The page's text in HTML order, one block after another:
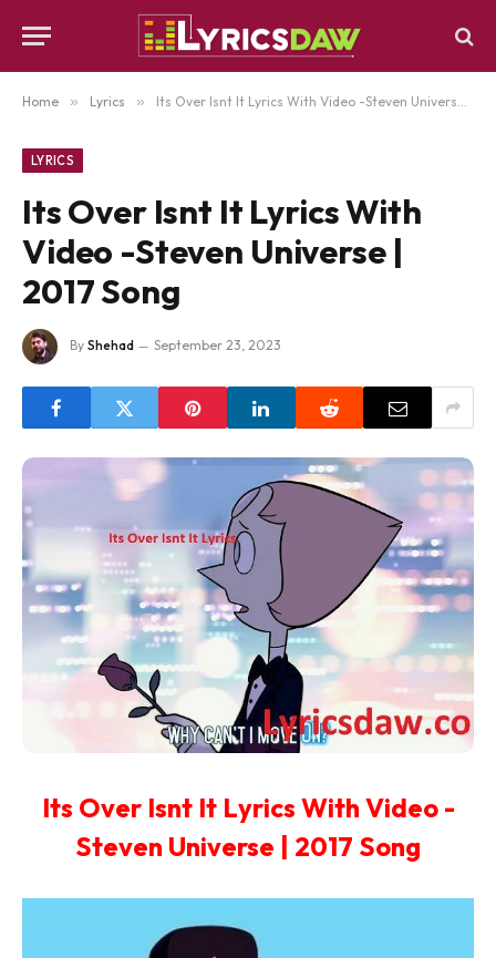
Home » Lyrics » Its Over Isnt It Lyrics With Video -Steven Universe | 2017 Song
LYRICS
Its Over Isnt It Lyrics With
Video -Steven Universe |
2017 Song
By Shehad September 23, 2023
Its Over Isnt It Lyrics With Video -
Steven Universe | 2017 Song